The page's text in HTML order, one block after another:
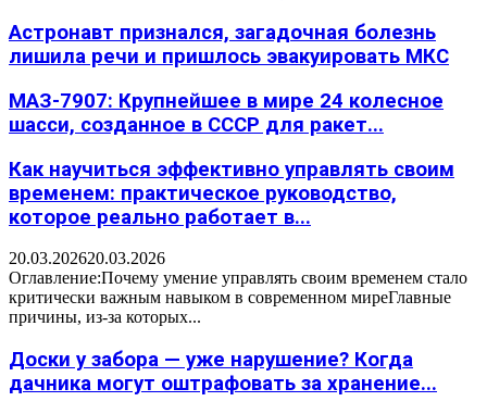
Астронавт признался, загадочная болезнь
лишила речи и пришлось эвакуировать МКС
МАЗ-7907: Крупнейшее в мире 24 колесное
шасси, созданное в СССР для ракет...
Как научиться эффективно управлять своим
временем: практическое руководство,
которое реально работает в...
20.03.202620.03.2026
Оглавление:Почему умение управлять своим временем стало
критически важным навыком в современном миреГлавные
причины, из-за которых...
Доски у забора — уже нарушение? Когда
дачника могут оштрафовать за хранение...